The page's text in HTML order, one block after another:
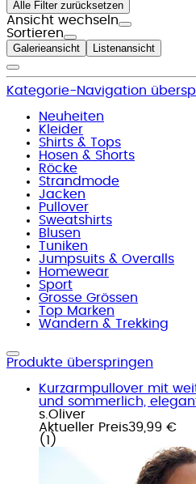
Alle Filter zurücksetzen
Ansicht wechseln
Sortieren
Galerieansicht Listenansicht
Kategorie-Navigation
Neuheiten
Kleider
Shirts & Tops
Hosen & Shorts
Röcke
Strandmode
Jacken
Pullover
Sweatshirts
Blusen
Tuniken
Jumpsuits & Overalls
Homewear
Sport
Grosse Grössen
Top Marken
Wandern & Trekking
Produkte überspringen
Kurzarmpullover mit
und sommerlich,
s.Oliver
Aktueller Preis39,99 €
( 1 )